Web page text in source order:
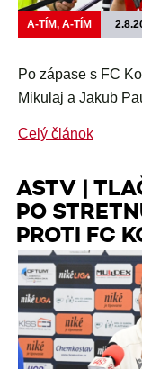
A-TÍM, A-TÍM
Po zápase s FC
Mikulaj a Jakub
Celý článok
ASTV |
PO
PROTI FC